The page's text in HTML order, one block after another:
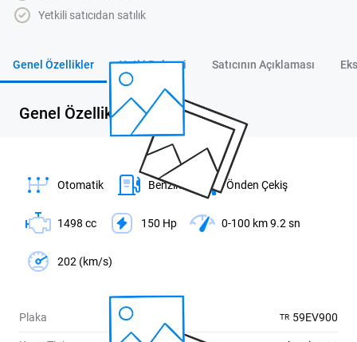
Genel Özellikler
Otomatik Benzin Önden Çekiş
1498 cc 150 Hp 0-100 km 9.2 sn
202 (km/s)
Plaka TR 59EV900
Yetkili satıcıdan satılık
Genel Özellikler Yetki Belgesi Satıcının Açıklaması